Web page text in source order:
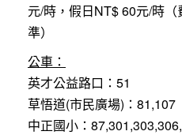
元/時，假日NT$ 60元/時
準）
公車：
英才公益路口：51
草悟道(市民廣場)：81,107
中正國小：